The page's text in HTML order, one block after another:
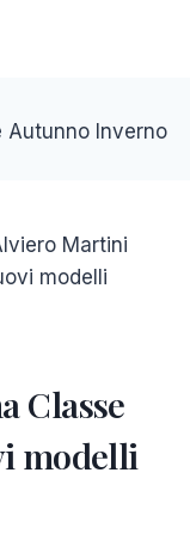
Martini
modelli
Classe
modelli